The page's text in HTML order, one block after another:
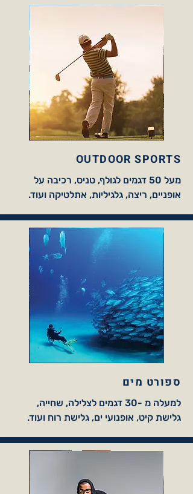
OUTDOOR SPORTS
מעל 50 דגמים לגולף, טניס, רכיבה על
אופניים, ריצה, גלגיליות, אתלטיקה ועוד.
ספורט מים
למעלה מ -30 דגמים לצלילה, שחייה,
גלישת קיט, אופנועי ים, גלישת רוח ועוד.